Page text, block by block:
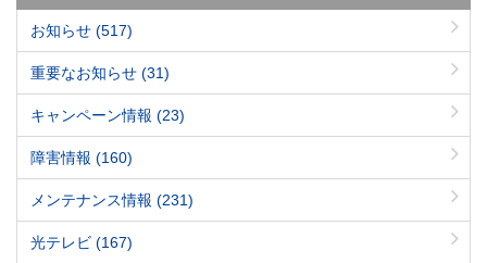
お知らせ (517)
重要なお知らせ (31)
キャンペーン情報 (23)
障害情報 (160)
メンテナンス情報 (231)
光テレビ (167)